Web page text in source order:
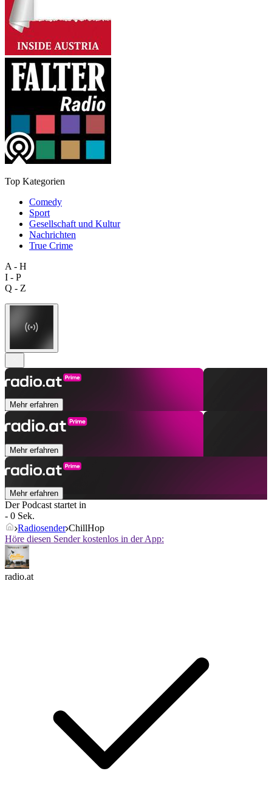
Top Kategorien
Comedy
Sport
Gesellschaft und Kultur
Nachrichten
True Crime
A - H
I - P
Q - Z
Mehr erfahren
Mehr erfahren
Mehr erfahren
Der Podcast startet in
- 0 Sek.
Radiosender ChillHop
Höre diesen Sender kostenlos in der App:
radio.at